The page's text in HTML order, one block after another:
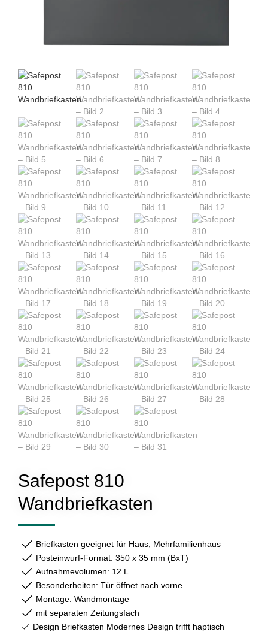
Safepost 810
Wandbriefkasten
Briefkasten geeignet für Haus, Mehrfamilienhaus
Posteinwurf-Format: 350 x 35 mm (BxT)
Aufnahmevolumen: 12 L
Besonderheiten: Tür öffnet nach vorne
Montage: Wandmontage
mit separaten Zeitungsfach
Design Briefkasten Modernes Design trifft haptisch